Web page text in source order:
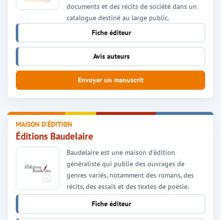
MAISON D'ÉDITION
Éditions Baudelaire
Baudelaire est une maison d'édition
généraliste qui publie des ouvrages de
genres variés, notamment des romans, des
récits, des essais et des textes de poésie.
Fiche éditeur
documents et des récits de société dans un
catalogue destiné au large public.
Fiche éditeur
Avis auteurs
Envoyer un manuscrit